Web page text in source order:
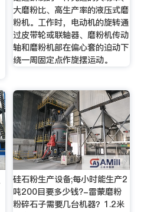
大磨粉比、高生产率的液压式磨
粉机。工作时，电动机的旋转通
过皮带轮或联轴器、磨粉机传动
轴和磨粉机部在偏心套的迫动下
绕一周固定点作旋摆运动。
硅石粉生产设备;每小时能生产2
吨200目要多少钱?-雷蒙磨粉
粉碎石子需要几台机器？1.2米